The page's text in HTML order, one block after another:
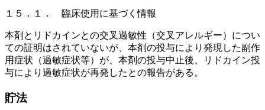
１５．１． 臨床使用に基づく情報
本剤とリドカインとの交叉過敏性（交叉アレルギー）につい
ての証明はされていないが、本剤の投与により発現した副作
用症状（過敏症状等）が、本剤の投与中止後、リドカイン投
与により過敏症状が再発したとの報告がある。
貯法